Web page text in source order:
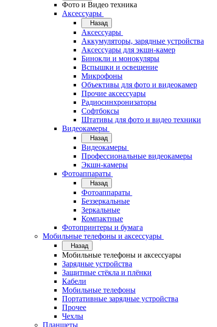
Фото и Видео техника
Аксессуары
Назад
Аксессуары
Аккумуляторы, зарядные устройства
Аксессуары для экшн-камер
Бинокли и монокуляры
Вспышки и освещение
Микрофоны
Объективы для фото и видеокамер
Прочие аксессуары
Радиосинхронизаторы
Софтбоксы
Штативы для фото и видео техники
Видеокамеры
Назад
Видеокамеры
Профессиональные видеокамеры
Экшн-камеры
Фотоаппараты
Назад
Фотоаппараты
Беззеркальные
Зеркальные
Компактные
Фотопринтеры и бумага
Мобильные телефоны и аксессуары
Назад
Мобильные телефоны и аксессуары
Зарядные устройства
Защитные стёкла и плёнки
Кабели
Мобильные телефоны
Портативные зарядные устройства
Прочее
Чехлы
Планшеты